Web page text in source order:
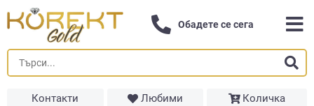
Обадете се сега
Контакти Любими Количка